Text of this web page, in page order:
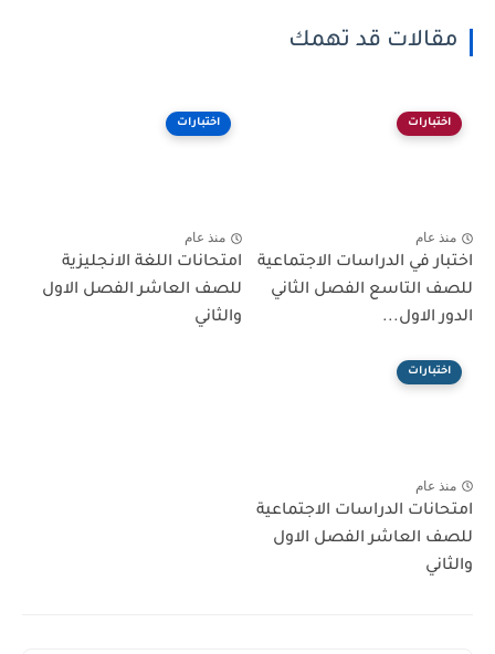
مقالات قد تهمك
اختبارات
منذ عام
اختبار في الدراسات الاجتماعية
للصف التاسع الفصل الثاني
الدور الاول...
اختبارات
منذ عام
امتحانات اللغة الانجليزية
للصف العاشر الفصل الاول
والثاني
اختبارات
منذ عام
امتحانات الدراسات الاجتماعية
للصف العاشر الفصل الاول
والثاني